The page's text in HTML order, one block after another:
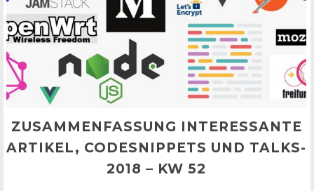
ZUSAMMENFASSUNG INTERESSANTE
ARTIKEL, CODESNIPPETS UND TALKS-
2018 – KW 52